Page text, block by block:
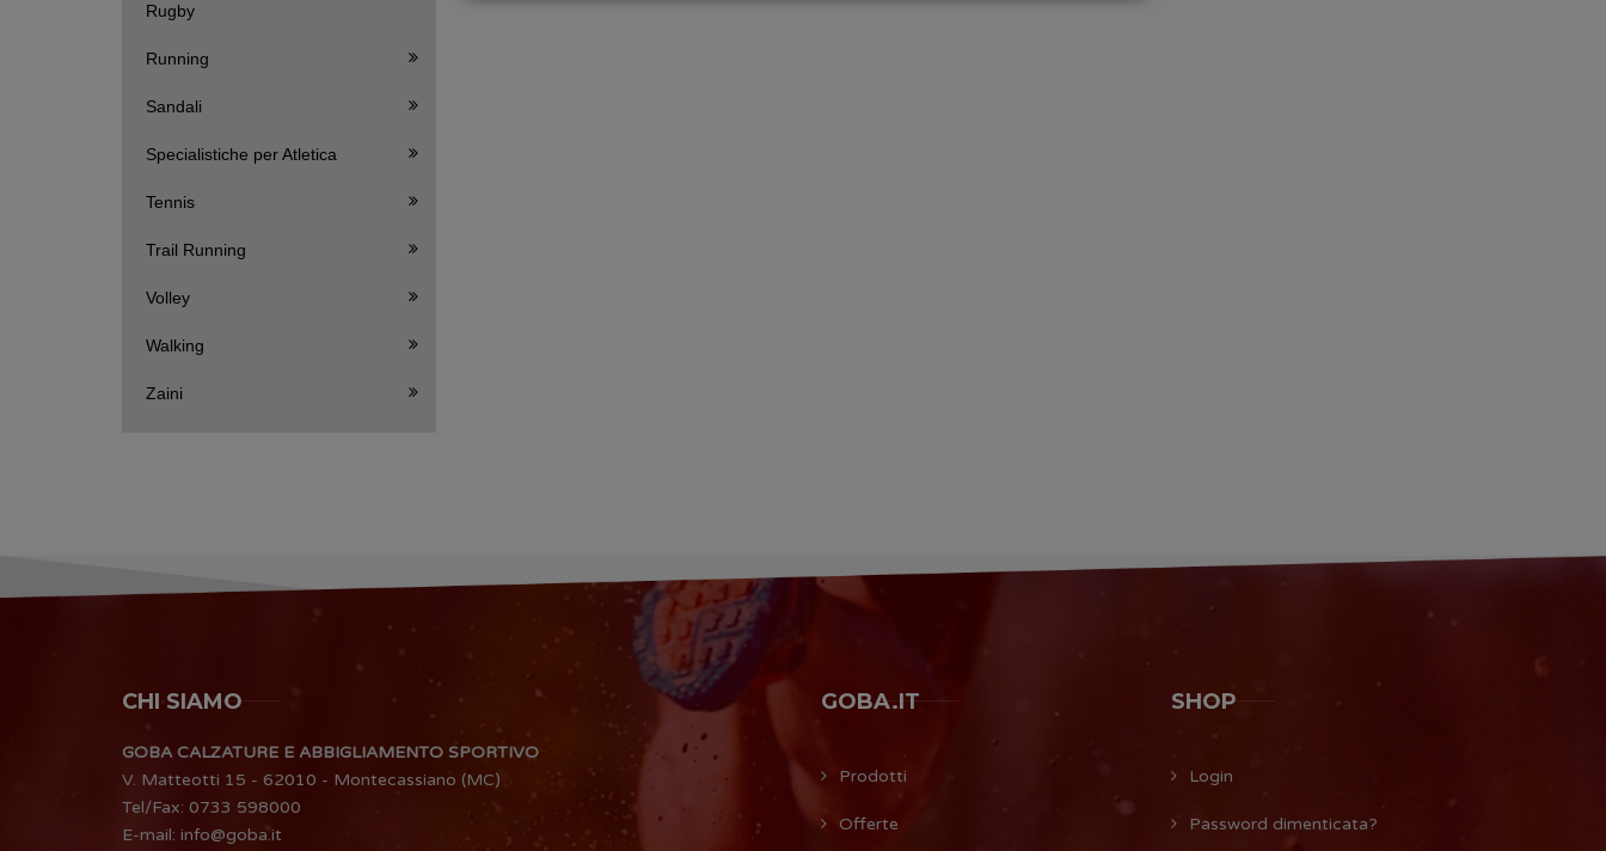
Rugby
Running
Sandali
Specialistiche per Atletica
Tennis
Trail Running
Volley
Walking
Zaini
CHI SIAMO
GOBA CALZATURE E ABBIGLIAMENTO SPORTIVO
V. Matteotti 15 - 62010 - Montecassiano (MC)
Tel/Fax: 0733 598000
E-mail: info@goba.it
GOBA.IT
Prodotti
Offerte
SHOP
Login
Password dimenticata?